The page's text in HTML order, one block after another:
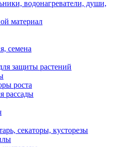
водонагреватели, души,
материал
семена
защиты растений
роста
рассады
секаторы, кусторезы